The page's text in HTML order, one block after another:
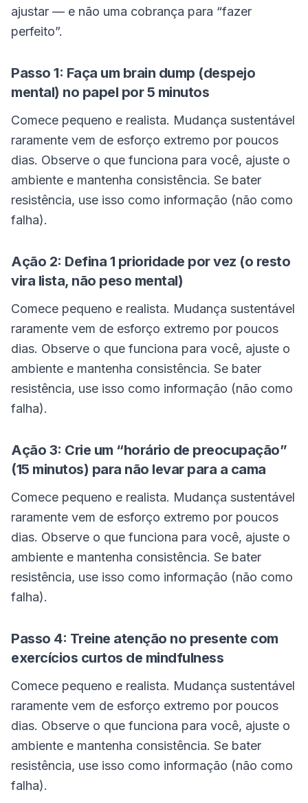
ajustar — e não uma cobrança para “fazer
perfeito”.
Passo 1: Faça um brain dump (despejo
mental) no papel por 5 minutos
Comece pequeno e realista. Mudança sustentável
raramente vem de esforço extremo por poucos
dias. Observe o que funciona para você, ajuste o
ambiente e mantenha consistência. Se bater
resistência, use isso como informação (não como
falha).
Ação 2: Defina 1 prioridade por vez (o resto
vira lista, não peso mental)
Comece pequeno e realista. Mudança sustentável
raramente vem de esforço extremo por poucos
dias. Observe o que funciona para você, ajuste o
ambiente e mantenha consistência. Se bater
resistência, use isso como informação (não como
falha).
Ação 3: Crie um “horário de preocupação”
(15 minutos) para não levar para a cama
Comece pequeno e realista. Mudança sustentável
raramente vem de esforço extremo por poucos
dias. Observe o que funciona para você, ajuste o
ambiente e mantenha consistência. Se bater
resistência, use isso como informação (não como
falha).
Passo 4: Treine atenção no presente com
exercícios curtos de mindfulness
Comece pequeno e realista. Mudança sustentável
raramente vem de esforço extremo por poucos
dias. Observe o que funciona para você, ajuste o
ambiente e mantenha consistência. Se bater
resistência, use isso como informação (não como
falha).